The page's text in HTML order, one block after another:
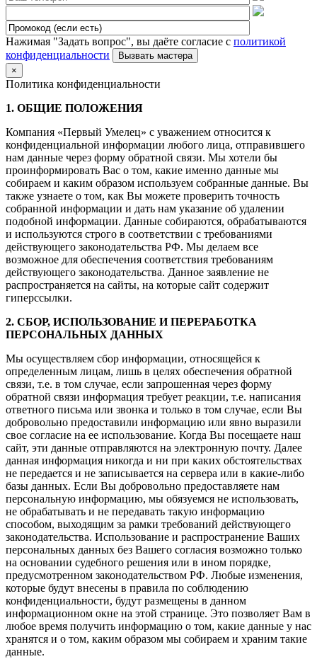
Нажимая "Задать вопрос", вы даёте согласие с политикой
конфиденциальности
×
Политика конфиденциальности
1. ОБЩИЕ ПОЛОЖЕНИЯ
Компания «Первый Умелец» с уважением относится к
конфиденциальной информации любого лица, отправившего
нам данные через форму обратной связи. Мы хотели бы
проинформировать Вас о том, какие именно данные мы
собираем и каким образом используем собранные данные. Вы
также узнаете о том, как Вы можете проверить точность
собранной информации и дать нам указание об удалении
подобной информации. Данные собираются, обрабатываются
и используются строго в соответствии с требованиями
действующего законодательства РФ. Мы делаем все
возможное для обеспечения соответствия требованиям
действующего законодательства. Данное заявление не
распространяется на сайты, на которые сайт содержит
гиперссылки.
2. СБОР, ИСПОЛЬЗОВАНИЕ И ПЕРЕРАБОТКА
ПЕРСОНАЛЬНЫХ ДАННЫХ
Мы осуществляем сбор информации, относящейся к
определенным лицам, лишь в целях обеспечения обратной
связи, т.е. в том случае, если запрошенная через форму
обратной связи информация требует реакции, т.е. написания
ответного письма или звонка и только в том случае, если Вы
добровольно предоставили информацию или явно выразили
свое согласие на ее использование. Когда Вы посещаете наш
сайт, эти данные отправляются на электронную почту. Далее
данная информация никогда и ни при каких обстоятельствах
не передается и не записывается на сервера или в какие-либо
базы данных. Если Вы добровольно предоставляете нам
персональную информацию, мы обязуемся не использовать,
не обрабатывать и не передавать такую информацию
способом, выходящим за рамки требований действующего
законодательства. Использование и распространение Ваших
персональных данных без Вашего согласия возможно только
на основании судебного решения или в ином порядке,
предусмотренном законодательством РФ. Любые изменения,
которые будут внесены в правила по соблюдению
конфиденциальности, будут размещены в данном
информационном окне на этой странице. Это позволяет Вам в
любое время получить информацию о том, какие данные у нас
хранятся и о том, каким образом мы собираем и храним такие
данные.